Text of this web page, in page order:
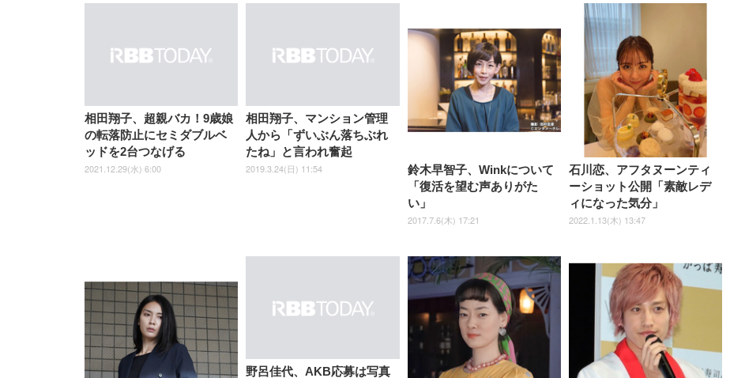
ト 約105度ロッキング pc 事務
椅子 360度回転 座面昇降 強化
￥5,699
チェア 疲れない テレワーク
チェア 強化バックレスト 30
度ロッキング機能 人間工学 椅
子 腰サポート 90度跳ね上げ
式アームレスト 3Dヘッドレス
ト ハンガー付き 高反発クッシ
ョン PCチェア 通気性メッシ
ュ ゲーミング/勉強/事務用 お
しゃれ パソコンチェア (ブラ
ック)
￥7,680
Sezlife オフィスチェア デスク
チェア 疲れない テレワーク
チェア 強化バックレスト 30度
ロッキング機能 人間工学 椅子
腰サポート 90度跳ね上げ式ア
ームレスト 3Dヘッドレスト
ハンガー付き 高反発クッショ
ン PCチェア 通気性メッシュ
ゲーミング/勉強/事務用 おし
ゃれ パソコンチェア (ホワイ
ト)
￥7,680
ア デスクチェア 肘なし メ
ポート付き 腰サポート ガ
ス圧無段階昇降 360度回
転 キャスター付き コンパ
クト 幅52×奥行58.5×高さ
84～96cm テレワーク 在
宅勤務 ブラック
￥4,139
￥105,595
ク付き（CFI-ZDM1J）
￥49,979
ニター フル
HD（1920×1080）VA 非光
沢 HDMI/DisplayPort/VGA
スピーカー内蔵 高さ調整 ス
イベル VESA対応
ComfortView ビジネス向け
￥15,800
【MiniLED/24.5inch/280Hz/FHD】
GRAPHT THE SHOOTER
Gaming Monitor 24” Essential ゲ
ーミングモニター QD 24.5インチ
1ms FHD 量子ドット 残像低減 (3
年保証 | 輝点保証 | 日本メーカー)
￥34,980
￥3,373
ツ L 中型犬用 26枚入り 単品
￥1,800
Smart Basic(スマートベーシ
ック) 【Amazon.co.jp限定】
Smart Basic アイリスオーヤマ
ペットシーツ 超厚型 お徳用
ワイド 100枚入 (x 1) (ケース
販売)
￥3,670
シーツ 超厚型 お徳用 レギ
【Amazon.co.jp限定】
￥3,731
相田翔子、超親バカ！9歳娘
の転落防止にセミダブルベ
ッドを2台つなげる
2021.12.29(水) 6:00
相田翔子、マンション管理
人から「ずいぶん落ちぶれ
たね」と言われ奮起
2019.3.24(日) 11:54
鈴木早智子、Winkについて
「復活を望む声ありがた
い」
2017.7.6(木) 17:21
石川恋、アフタヌーンティ
ーショット公開「素敵レデ
ィになった気分」
2022.1.13(木) 13:47
野呂佳代、AKB応募は写真